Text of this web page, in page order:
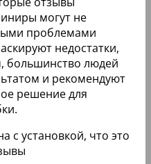
тонкие
зубы, которые
улыбки без
пациенты
проходит
радует
на люминиры
составляют от 30 до
курс, включая